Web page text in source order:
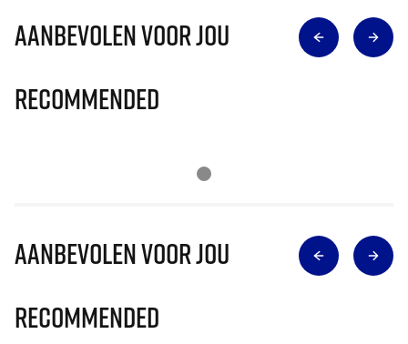
Aanbevolen voor jou
Recommended
Aanbevolen voor jou
Recommended